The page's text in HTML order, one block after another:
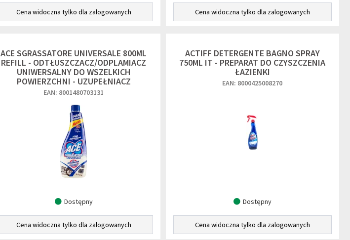
Cena widoczna tylko dla zalogowanych Cena widoczna tylko dla zalogowanych
ACE SGRASSATORE UNIVERSALE 800ML
REFILL - ODTŁUSZCZACZ/ODPLAMIACZ
UNIWERSALNY DO WSZELKICH
POWIERZCHNI - UZUPEŁNIACZ
EAN: 8001480703131
Dostępny
Cena widoczna tylko dla zalogowanych
ACTIFF DETERGENTE BAGNO SPRAY
750ML IT - PREPARAT DO CZYSZCZENIA
ŁAZIENKI
EAN: 8000425008270
Dostępny
Cena widoczna tylko dla zalogowanych